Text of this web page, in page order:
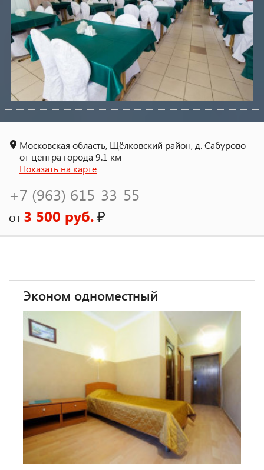
Московская область, Щёлковский район, д. Сабурово
от центра города 9.1 км
Показать на карте
+7 (963) 615-33-55
от 3 500 руб.₽
Эконом одноместный